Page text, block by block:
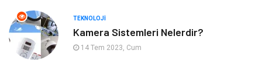
Kadın Hastalıkları Alternatif Tıp
Güzellik
TEKNOLOJI
Kamera Sistemleri Nelerdir?
14 Tem 2023, Cum